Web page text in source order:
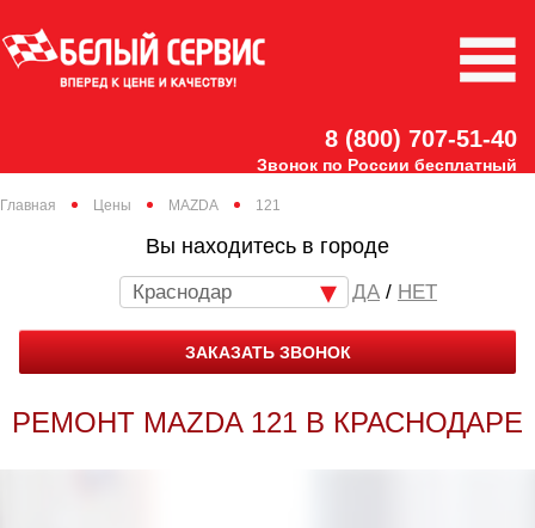
8 (800) 707-51-40
Звонок по России бесплатный
Главная Цены MAZDA 121
Вы находитесь в городе
Краснодар / НЕТ
ЗАКАЗАТЬ ЗВОНОК
РЕМОНТ MAZDA 121 В КРАСНОДАРЕ